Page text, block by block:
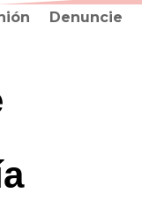
Denuncie